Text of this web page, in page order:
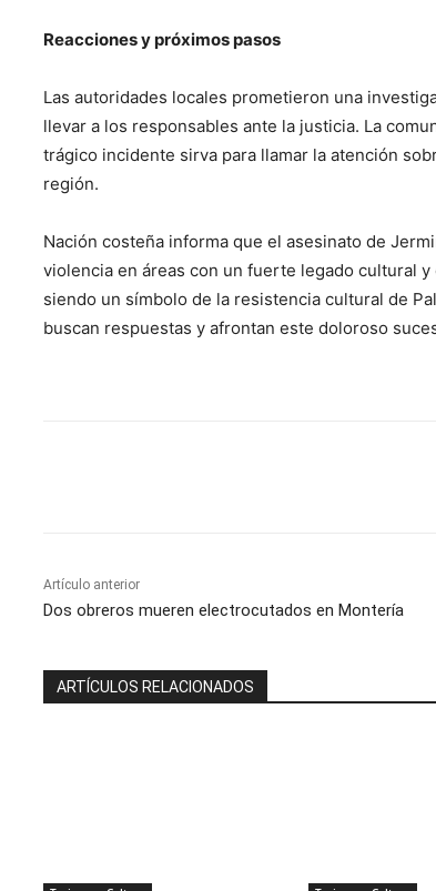
Reacciones y próximos pasos
Las autoridades locales prometieron una
llevar a los responsables ante la justicia. La
trágico incidente sirva para llamar la atención
región.
Nación costeña informa que el asesinato de
violencia en áreas con un fuerte legado cultural
siendo un símbolo de la resistencia cultural de
buscan respuestas y afrontan este doloroso
Artículo anterior
Dos obreros mueren electrocutados en Montería
ARTÍCULOS RELACIONADOS